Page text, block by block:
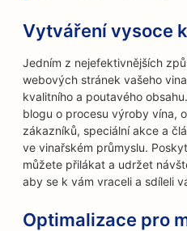
Vytváření vysoce
Jedním z nejefektivnějších
webových stránek vašeho
kvalitního a poutavého
blogu o procesu výroby vína,
zákazníků, speciální akce a
ve vinařském průmyslu.
můžete přilákat a udržet
aby se k vám vraceli a sdíleli
Optimalizace pro